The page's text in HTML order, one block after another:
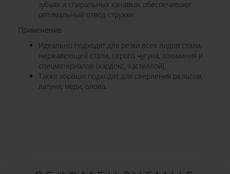
зубьях и спиральных канавках обеспечивают
оптимальный отвод стружки.
Применение
Идеально подходят для резки всех видов стали,
нержавеющей стали, серого чугуна, алюминия и
спецматериалов (хардокс, хастеллой).
Также хорошо подходят для сверления рельсов,
латуни, меди, олова.